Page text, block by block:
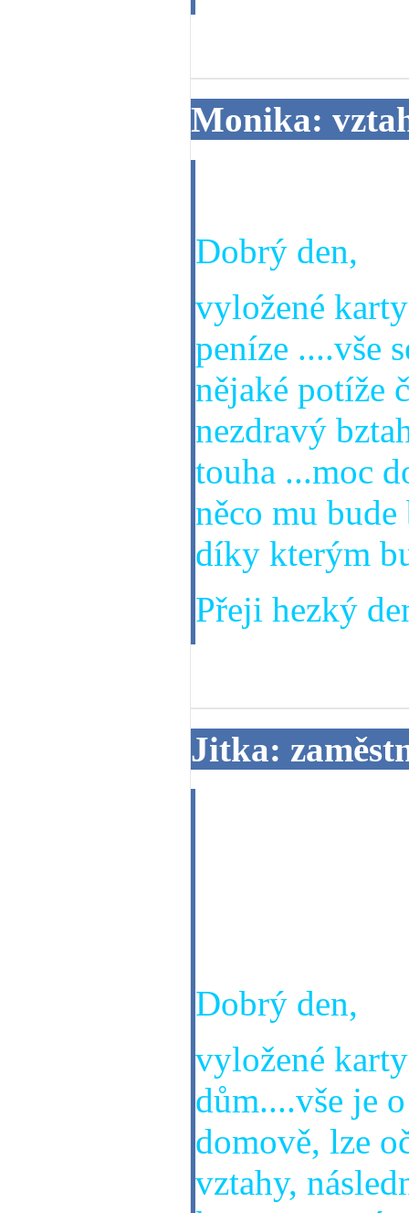
Monika:
Dobrý den,
vyložené
peníze ....vše
nějaké potíže
nezdravý
touha ...moc
něco mu
díky kterým
Přeji hezký
Jitka:
Dobrý den,
vyložené
dům....vše je
domově, lze
vztahy,